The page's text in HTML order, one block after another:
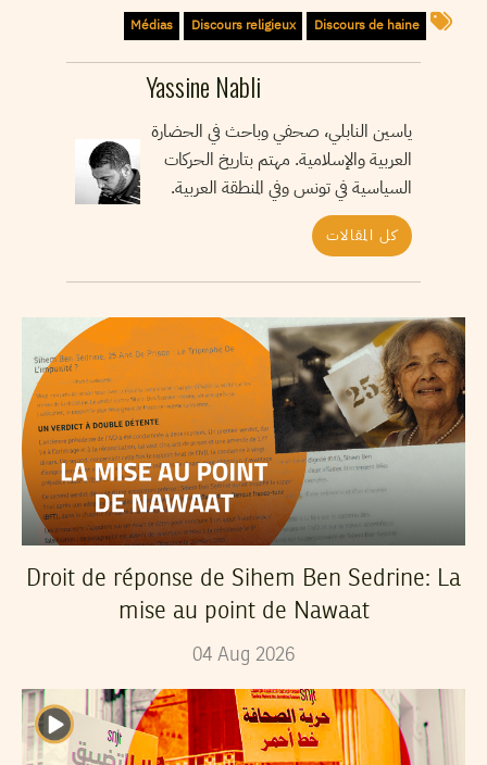
Discours de haine
Discours religieux
Médias
Yassine Nabli
ياسين النابلي، صحفي وباحث في الحضارة
العربية والإسلامية. مهتم بتاريخ الحركات
السياسية في تونس وفي المنطقة العربية.
كل المقالات
Droit de réponse de Sihem Ben Sedrine: La
mise au point de Nawaat
04 Aug 2026